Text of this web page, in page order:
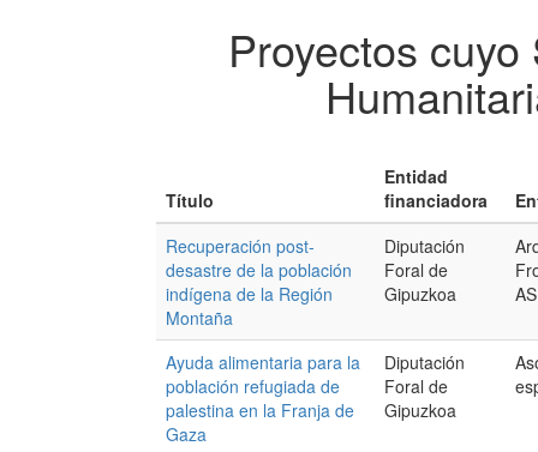
Proyectos
Título
Entidad
financiadora
Recuperación post-
desastre de la población
indígena de la Región
Montaña
Diputación
Foral de
Gipuzkoa
Ayuda alimentaria para la
población refugiada de
palestina en la Franja de
Gaza
Diputación
Foral de
Gipuzkoa